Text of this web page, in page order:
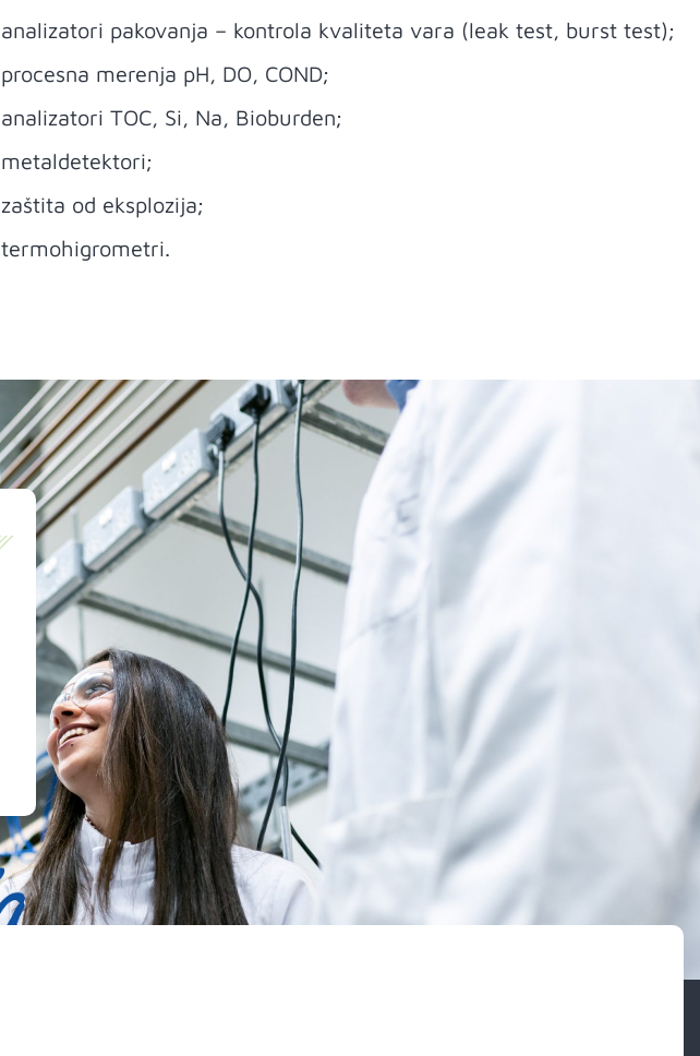
analizatori pakovanja – kontrola kvaliteta vara (leak test, burst test);
procesna merenja pH, DO, COND;
analizatori TOC, Si, Na, Bioburden;
metaldetektori;
zaštita od eksplozija;
termohigrometri.